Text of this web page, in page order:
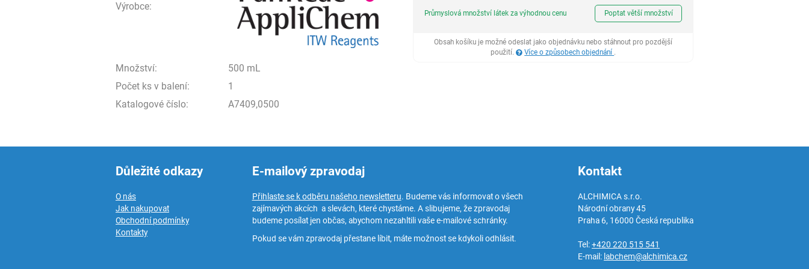
Výrobce:
Množství:
500 mL
Počet ks v balení:
1
Katalogové číslo:
A7409,0500
Průmyslová množství látek za výhodnou cenu Poptat větší množství
Obsah košíku je možné odeslat jako objednávku nebo stáhnout pro pozdější
použití.
Více o způsobech objednání .
Důležité odkazy
O nás
Jak nakupovat
Obchodní podmínky
Kontakty
E-mailový zpravodaj
Přihlaste se k odběru našeho newsletteru. Budeme vás informovat o všech
zajímavých akcích a slevách, které chystáme. A slibujeme, že zpravodaj
budeme posílat jen občas, abychom nezahltili vaše e-mailové schránky.
Pokud se vám zpravodaj přestane líbit, máte možnost se kdykoli odhlásit.
Kontakt
ALCHIMICA s.r.o.
Národní obrany 45
Praha 6, 16000 Česká republika
Tel:+420 220 515 541
E-mail: labchem@alchimica.cz